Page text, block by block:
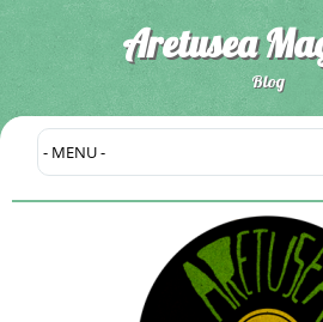
Aretusea
Blog